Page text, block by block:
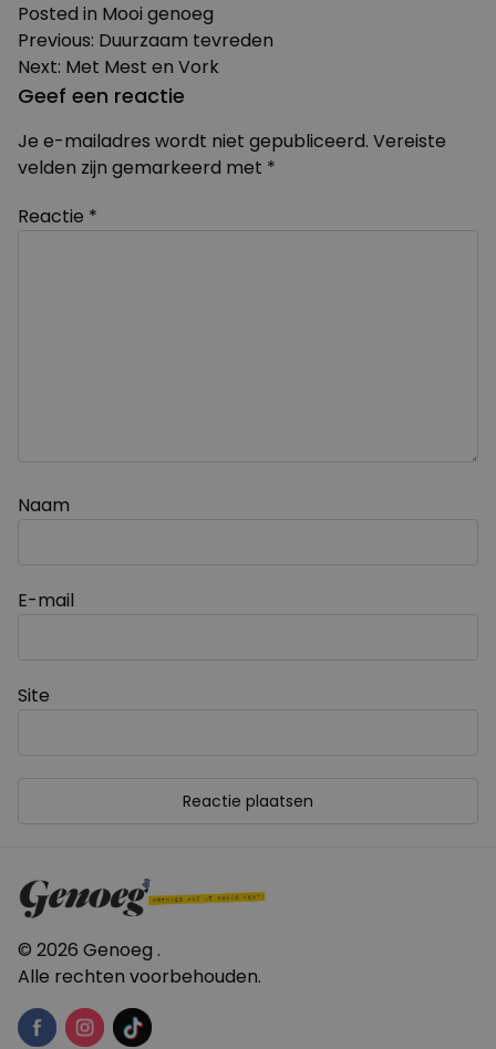
Posted in Mooi genoeg
Bericht
navigatie
Previous: Duurzaam tevreden
Next: Met Mest en Vork
Geef een reactie
Je e-mailadres wordt niet gepubliceerd. Vereiste
velden zijn gemarkeerd met *
Reactie *
Naam
E-mail
Site
© 2026 Genoeg .
Alle rechten voorbehouden.